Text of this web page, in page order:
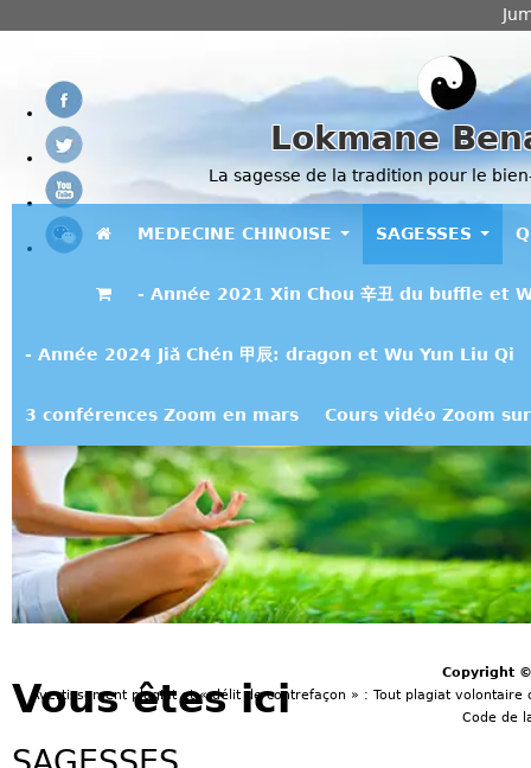
Lokmane
La sagesse de la tradition pour le
MEDECINE CHINOISE SAGESSES
- Année 2021 Xin Chou 辛丑 du buffle et
- Année 2024 Jiǎ Chén 甲辰: dragon et Wu Yun Liu Qi
3 conférences Zoom en mars Cours vidéo Zoom
Vous êtes ici
Copyright
Avertissement plagiat et « délit de contrefaçon » : Tout plagiat
Code de